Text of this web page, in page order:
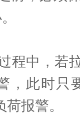
中，若拉
，此时只
报警。